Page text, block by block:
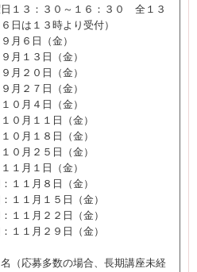
１３：３０～１６：３０ 全１３
日は１３時より受付）
月６日（金）
月１３日（金）
月２０日（金）
月２７日（金）
０月４日（金）
０月１１日（金）
０月１８日（金）
０月２５日（金）
１月１日（金）
１１月８日（金）
１１月１５日（金）
１１月２２日（金）
１１月２９日（金）
（応募多数の場合、長期講座未経